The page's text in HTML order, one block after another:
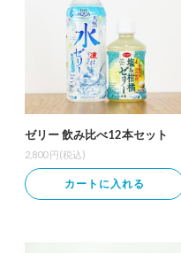
ゼリー 飲み比べ12本セット
2,800 円(税込)
カートに入れる